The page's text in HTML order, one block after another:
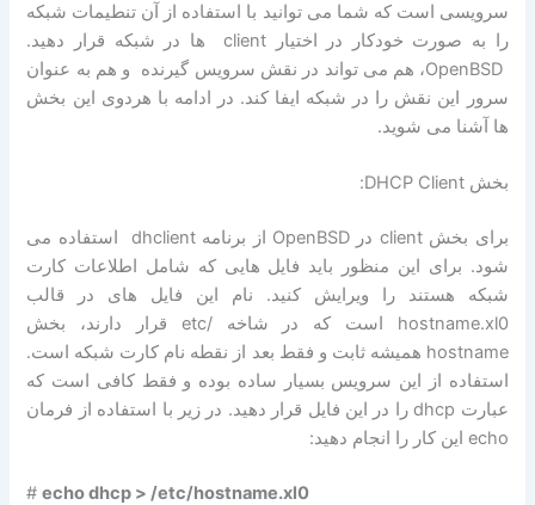
سرویسی است که شما می توانید با استفاده از آن تنطیمات شبکه
را به صورت خودکار در اختیار client ها در شبکه قرار دهید.
OpenBSD، هم می تواند در نقش سرویس گیرنده و هم به عنوان
سرور این نقش را در شبکه ایفا کند. در ادامه با هردوی این بخش
ها آشنا می شوید.
بخش DHCP Client:
برای بخش client در OpenBSD از برنامه dhclient استفاده می
شود. برای این منظور باید فایل هایی که شامل اطلاعات کارت
شبکه هستند را ویرایش کنید. نام این فایل های در قالب
hostname.xl0 است که در شاخه /etc قرار دارند، بخش
hostname همیشه ثابت و فقط بعد از نقطه نام کارت شبکه است.
استفاده از این سرویس بسیار ساده بوده و فقط کافی است که
عبارت dhcp را در این فایل قرار دهید. در زیر با استفاده از فرمان
echo این کار را انجام دهید:
#echo dhcp > /etc/hostname.xl0